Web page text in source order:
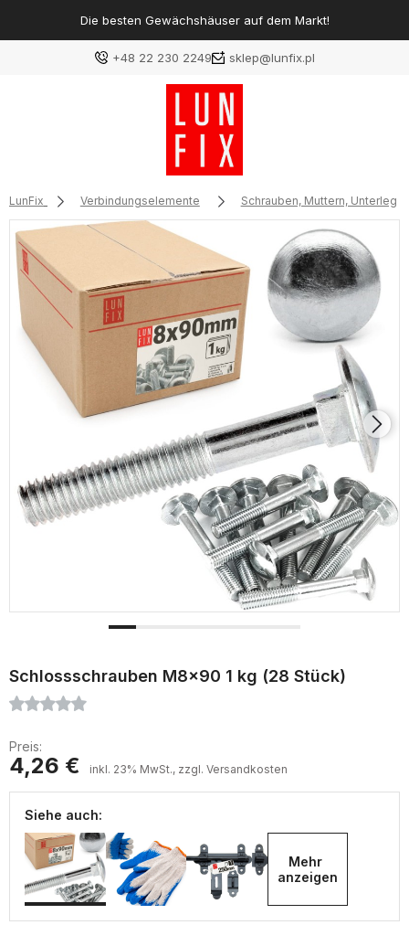
Die besten Gewächshäuser auf dem Markt!
+48 22 230 2249 sklep@lunfix.pl
LunFix Verbindungselemente Schrauben, Muttern,
Schlossschrauben M8x90 1 kg (28 Stück)
Preis:
4,26 € inkl. 23% MwSt., zzgl. Versandkosten
Siehe auch:
Mehr
anzeigen